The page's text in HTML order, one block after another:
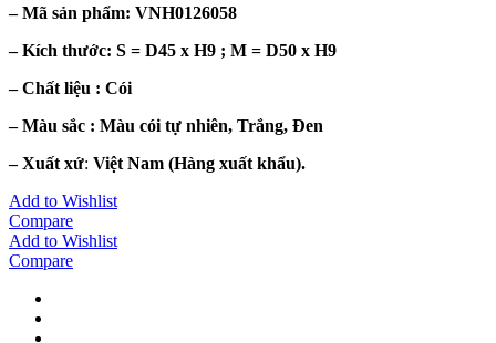
– Mã sản phẩm: VNH0126058
– Kích thước: S = D45 x H9 ; M = D50 x H9
– Chất liệu : Cói
– Màu sắc : Màu cói tự nhiên, Trắng, Đen
– Xuất xứ: Việt Nam (Hàng xuất khẩu).
Add to Wishlist
Compare
Add to Wishlist
Compare